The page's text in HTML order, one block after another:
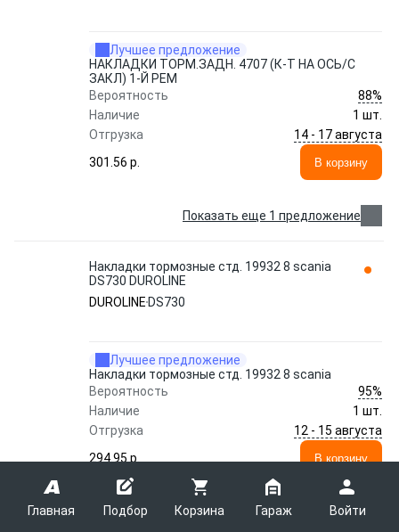
Главная Подбор Корзина Гараж Войти
Лучшее предложение
НАКЛАДКИ ТОРМ.ЗАДН. 4707 (К-Т НА ОСЬ/С
ЗАКЛ) 1-Й РЕМ
Вероятность
88%
Наличие
1 шт.
Отгрузка
14 - 17 августа
301.56 p.
В корзину
Показать еще 1 предложение
Накладки тормозные стд. 19932 8 scania
DS730 DUROLINE
DUROLINE DS730
Лучшее предложение
Накладки тормозные стд. 19932 8 scania
Вероятность
95%
Наличие
1 шт.
Отгрузка
12 - 15 августа
294.95 p.
В корзину
Показать еще 4 предложения